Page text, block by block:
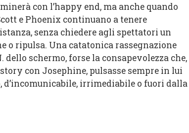
con l’happy end, ma anche quando
e Phoenix continuano a tenere
senza chiedere agli spettatori un
o ripulsa. Una catatonica rassegnazione
dello schermo, forse la consapevolezza che,
con Josephine, pulsasse sempre in lui
d’incomunicabile, irrimediabile o fuori dalla